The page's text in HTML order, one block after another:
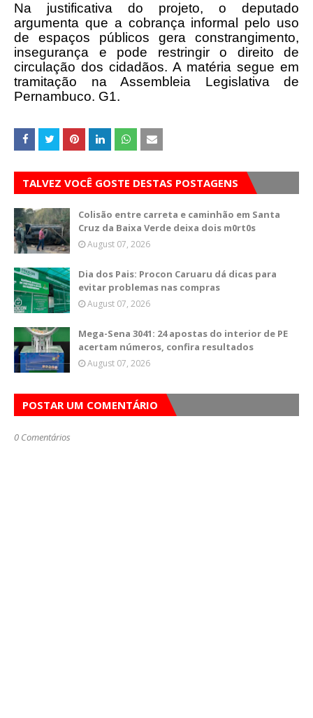
Na justificativa do projeto, o deputado
argumenta que a cobrança informal pelo uso
de espaços públicos gera constrangimento,
insegurança e pode restringir o direito de
circulação dos cidadãos. A matéria segue em
tramitação na Assembleia Legislativa de
Pernambuco. G1.
TALVEZ VOCÊ GOSTE DESTAS POSTAGENS
Colisão entre carreta e caminhão em Santa
Cruz da Baixa Verde deixa dois m0rt0s
August 07, 2026
Dia dos Pais: Procon Caruaru dá dicas para
evitar problemas nas compras
August 07, 2026
Mega-Sena 3041: 24 apostas do interior de PE
acertam números, confira resultados
August 07, 2026
POSTAR UM COMENTÁRIO
0 Comentários